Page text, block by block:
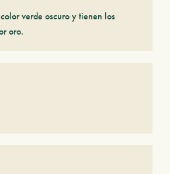
verde oscuro y tienen los
oro.